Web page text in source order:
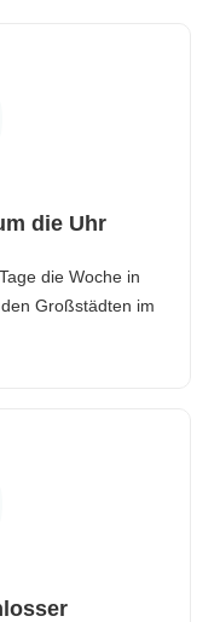
die Uhr
die Woche in
Großstädten im